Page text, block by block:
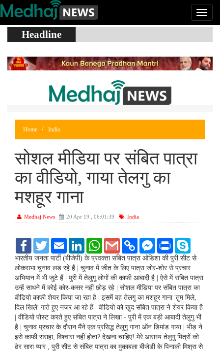
Headline
Home India
सोशल मीडिया पर संबित पात्रा
का वीडियो, गाया तेलगु का
मशहूर गाना
Medhaj News 20 Apr 19 , 06:01:39 India
F
c
e
b
o
o
k
T
i
t
t
e
r
E
m
a
i
l
L
n
k
e
d
I
n
W
a
t
A
p
p
G
a
i
l
C
p
y
L
i
n
k
F
c
e
b
o
o
k
M
e
s
s
e
n
P
i
n
t
y
p
भारतीय जनता पार्टी (बीजेपी) के प्रवक्ता संबित पात्रा ओडिशा की पुरी सीट से
लोकसभा चुनाव लड़ रहे हैं | चुनाव में जीत के लिए पात्रा जोर-शोर से प्रचार
अभियान में भी जुटे हैं | पुरी में तेलुगू लोगों की काफी आबादी है | ऐसे में संबित पात्रा
उन्हें साधने में कोई कोर-कसर नहीं छोड़ रहे | सोशल मीडिया पर संबित पात्रा का
वीडियो काफी शेयर किया जा रहा है | इसमें वह तेलगु का मशहूर गाना 'तुम मिले,
दिल खिले' गाते हुए नजर आ रहे हैं | वीडियो को खुद संबित पात्रा ने शेयर किया है
| वीडियो पोस्ट करते हुए संबित पात्रा ने लिखा - पुरी में एक बड़ी आबादी तेलुगु भी
है | चुनाव प्रचार के दौरान मैंने एक प्रसिद्ध तेलुगु गाना ऑन डिमांड गाया | भीड़ ने
इसे काफी सराहा, विश्वास नहीं होता? देखना चाहिए! मेरे आराध्य तेलुगु मित्रों को
ढेर सारा प्यार , पुरी सीट से संबित पात्रा का मुकाबला बीजेडी के पिनाकी मिश्रा से